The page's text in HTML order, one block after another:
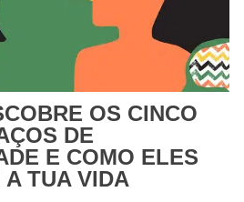
OS CINCO
DE
E COMO ELES
TUA VIDA